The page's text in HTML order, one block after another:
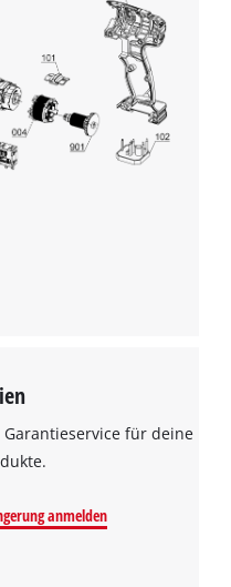
für deine
anmelden